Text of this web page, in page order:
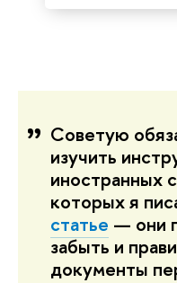
Советую
изучить
иностранных
которых я
статье — они
забыть и
документы